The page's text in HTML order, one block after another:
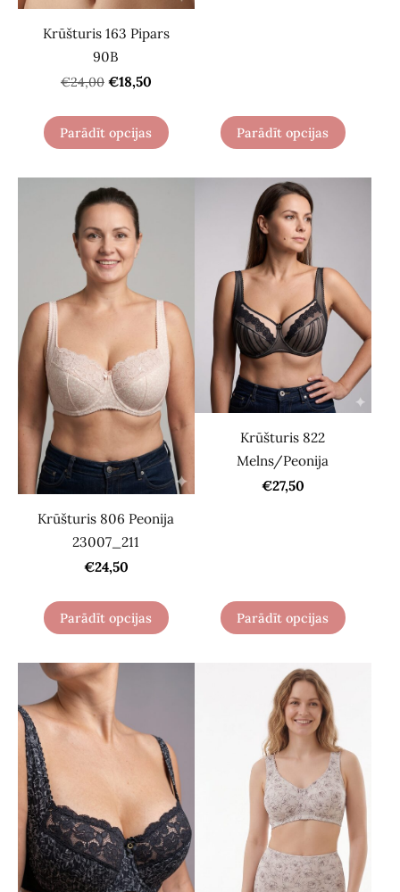
Krūšturis 163 Pipars
90B
€24,00 €18,50
Parādīt opcijas Parādīt opcijas
Krūšturis 806 Peonija
23007_211
€24,50
Parādīt opcijas
Krūšturis 822
Melns/Peonija
€27,50
Parādīt opcijas